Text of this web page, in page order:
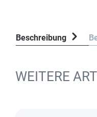
Beschreibung
WEITERE